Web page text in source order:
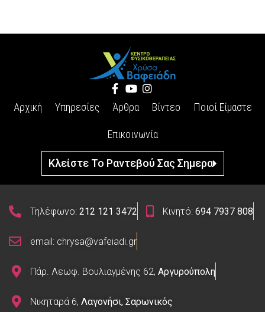
Αρχική Υπηρεσίες Άρθρα Βίντεο Ποιοί Είμαστε
Επικοινωνία
Κλείστε Το Ραντεβού Σας Σημερα
Τηλέφωνο:212 121 3472 Κινητό: 694 7937 808
email: chrysa@vafeiadi.gr
Πάρ. Λεωφ. Βουλιαγμένης 62,Αργυρούπολη
Νικηταρά 6,Λαγονήσι, Σαρωνικός